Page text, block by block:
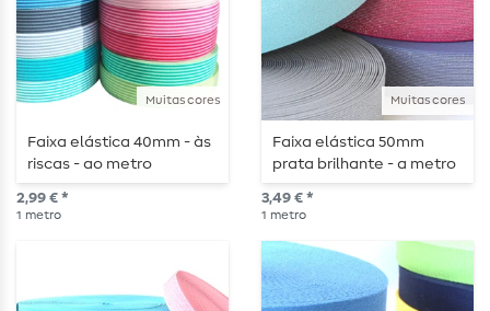
Muitas cores
Faixa elástica 40mm - às
riscas - ao metro
2,99 € *
1 metro
Muitas cores
Faixa elástica 50mm
prata brilhante - a metro
3,49 € *
1 metro